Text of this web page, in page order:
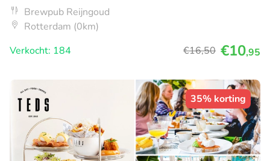
Brewpub Reijngoud
Rotterdam (0km)
Verkocht: 184
€16,50 €10,95
35% korting